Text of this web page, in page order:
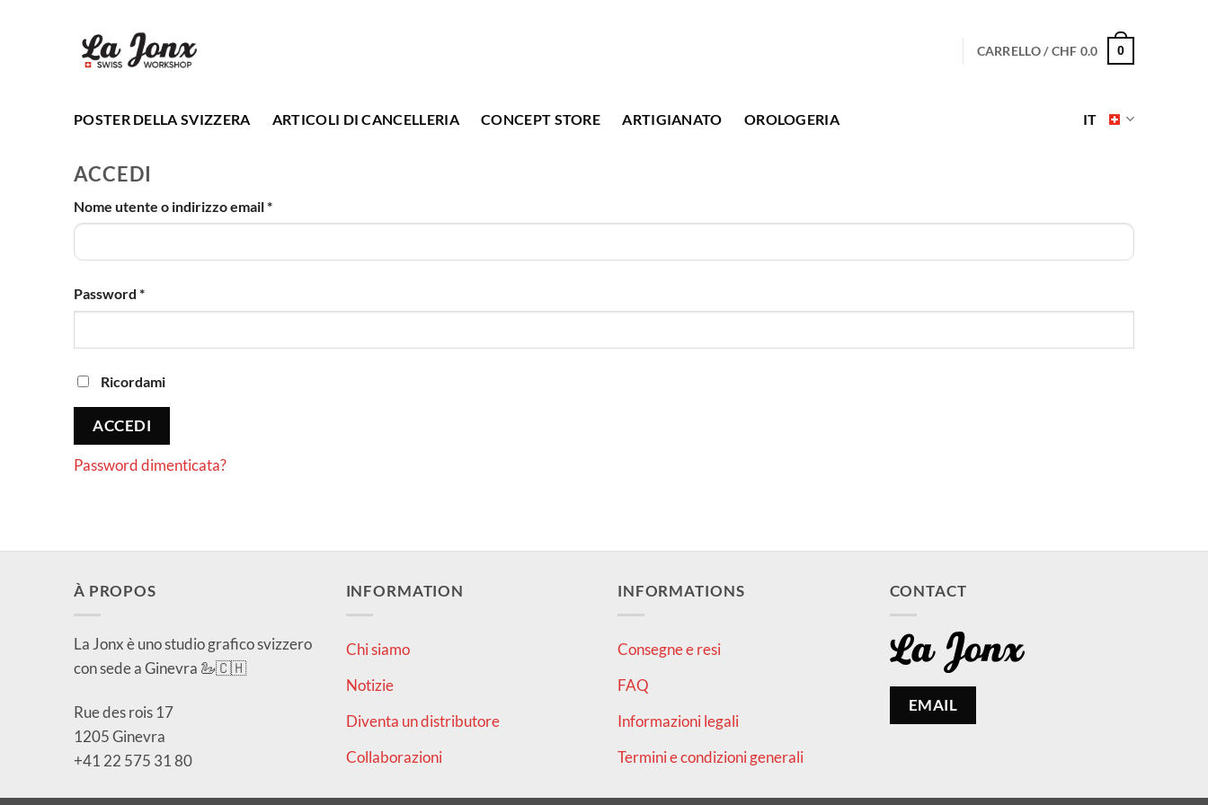
CARRELLO /CHF 0.0 0
POSTER DELLA SVIZZERA ARTICOLI DI CANCELLERIA CONCEPT STORE ARTIGIANATO OROLOGERIA IT
ACCEDI
Nome utente o indirizzo email*Richiesto
Password *Richiesto
Ricordami
ACCEDI
Password dimenticata?
À PROPOS
La Jonx è uno studio grafico svizzero
con sede a Ginevra 🦢🇨🇭
Rue des rois 17
1205 Ginevra
+41 22 575 31 80
INFORMATION
Chi siamo
Notizie
Diventa un distributore
Collaborazioni
INFORMATIONS
Consegne e resi
FAQ
Informazioni legali
Termini e condizioni generali
CONTACT
EMAIL